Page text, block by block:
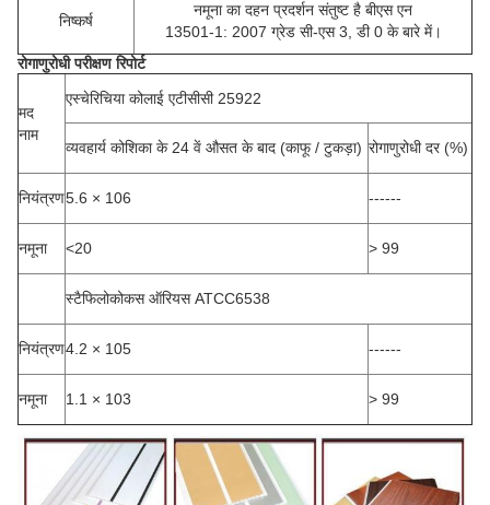
निष्कर्ष
नमूना का दहन प्रदर्शन संतुष्ट है बीएस एन
13501-1: 2007 ग्रेड सी-एस 3, डी 0 के बारे में।
रोगाणुरोधी परीक्षण रिपोर्ट
मद
नाम
एस्चेरिचिया कोलाई एटीसीसी 25922
व्यवहार्य कोशिका के 24 वें औसत के बाद (काफू / टुकड़ा) रोगाणुरोधी दर (%)
नियंत्रण5.6 × 106 ------
नमूना <20 > 99
स्टैफिलोकोकस ऑरियस ATCC6538
नियंत्रण4.2 × 105 ------
नमूना 1.1 × 103 > 99